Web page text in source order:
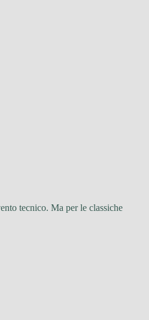
tecnico. Ma per le classiche